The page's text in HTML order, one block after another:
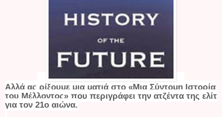
Αλλά ας ρίξουμε μια ματιά στο «Μια Σύντομη Ιστορία
του Μέλλοντος» που περιγράφει την ατζέντα της ελίτ
για τον 21ο αιώνα.